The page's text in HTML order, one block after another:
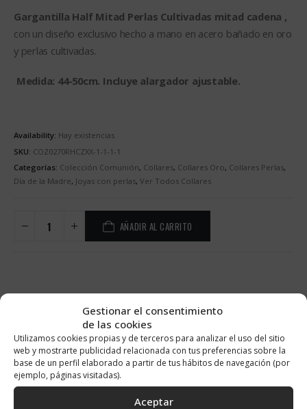
Gestionar el consentimiento
de las cookies
Utilizamos cookies propias y de terceros para analizar el uso del sitio
web y mostrarte publicidad relacionada con tus preferencias sobre la
base de un perfil elaborado a partir de tus hábitos de navegación (por
ejemplo, páginas visitadas).
Aceptar
Gargantilla Half Mitad Perlas Cultivadas mitad cadena ,
con un diseño exclusivo hecho a mano en acero bañado en oro
y perlas cultivadas.
Medida: 44-50cm. Incluye alargador ajustable.
Availability: Hay existencias
SKU: COZ0270RHCZXX-1-1-1-1
Categorías: Colección Comunión, Collares, Collares Oro, Collares Perlas,
Día de la Madre, Joyas con perlas, Ver Todos Collares
AÑADIR AL CARRITO
Alternative:
Gargantilla Half mitad Perlas Cultivadas mitad cadena.
Material: Acero / Acabado: Baño en Oro de 18k Sin Níquel y Sin
Plomo
Longitud: Cierre ajustable de 44 a 50 cm